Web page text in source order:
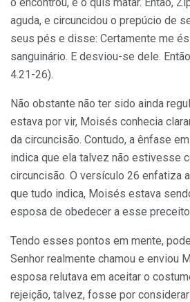
aguda, e circuncidou o prepúcio de
seus pés e disse: Certamente me
sanguinário. E desviou-se dele.
4.21-26).
Não obstante não ter sido ainda
estava por vir, Moisés conhecia
da circuncisão. Contudo, a ênfase
indica que ela talvez não estivesse
circuncisão. O versículo 26 enfatiza
que tudo indica, Moisés estava
esposa de obedecer a esse
Tendo esses pontos em mente,
Senhor realmente chamou e enviou
esposa relutava em aceitar o
rejeição, talvez, fosse por